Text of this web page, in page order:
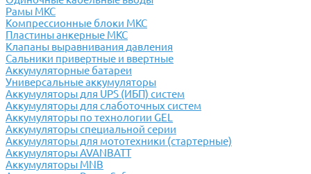
Рамы МКС
Компрессионные блоки МКС
Пластины анкерные МКС
Клапаны выравнивания давления
Сальники привертные и ввертные
Аккумуляторные батареи
Универсальные аккумуляторы
Аккумуляторы для UPS (ИБП) систем
Аккумуляторы для слаботочных систем
Аккумуляторы по технологии GEL
Аккумуляторы специальной серии
Аккумуляторы для мототехники (стартерные)
Аккумуляторы AVANBATT
Аккумуляторы MNB